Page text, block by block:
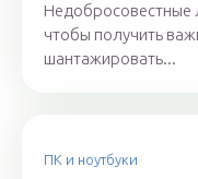
Недобросовестные
чтобы получить
шантажировать...
ПК и ноутбуки